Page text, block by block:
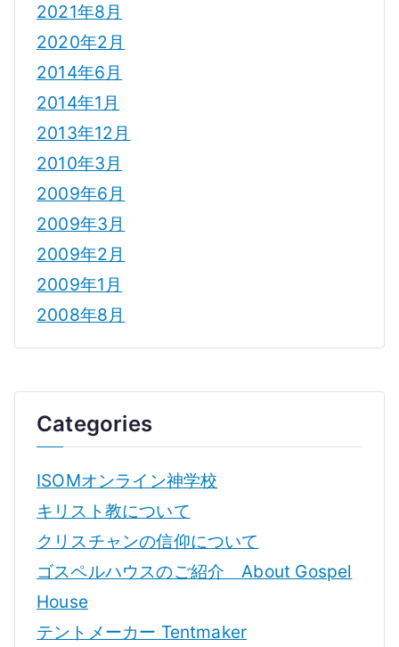
2021年8月
2020年2月
2014年6月
2014年1月
2013年12月
2010年3月
2009年6月
2009年3月
2009年2月
2009年1月
2008年8月
Categories
ISOMオンライン神学校
キリスト教について
クリスチャンの信仰について
ゴスペルハウスのご紹介 About Gospel
House
テントメーカー Tentmaker